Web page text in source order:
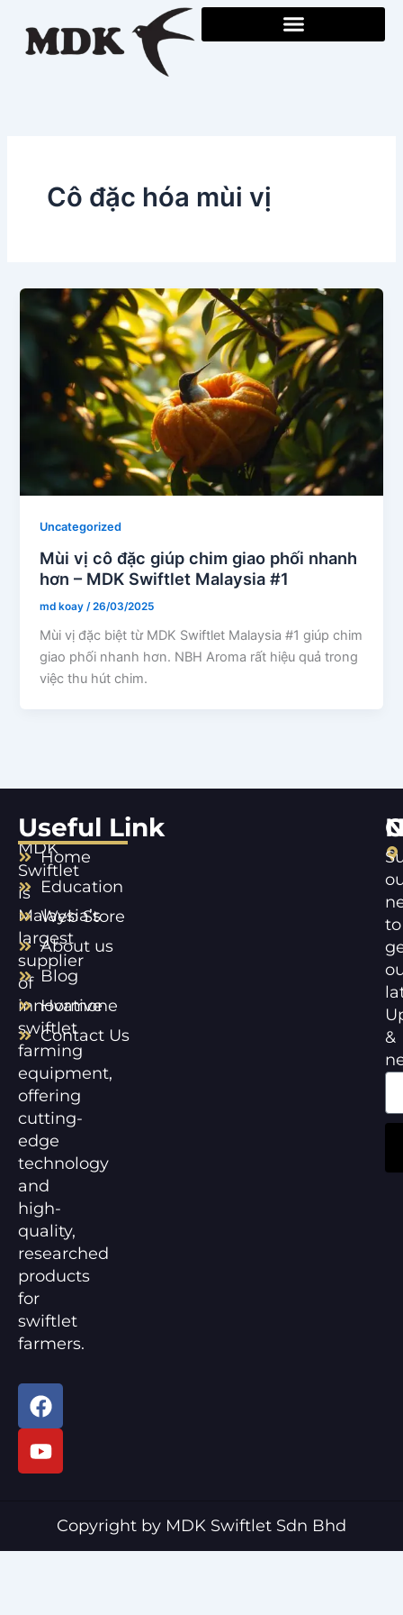
content
Cô đặc hóa mùi vị
Uncategorized
Mùi vị cô đặc giúp chim giao phối nhanh
hơn – MDK Swiftlet Malaysia #1
md koay /26/03/2025
Mùi vị đặc biệt từ MDK Swiftlet Malaysia #1 giúp chim
giao phối nhanh hơn. NBH Aroma rất hiệu quả trong
việc thu hút chim.
MDK
Swiftlet
is
Malaysia’s
largest
supplier
of
innovative
swiftlet
farming
equipment,
offering
cutting-
edge
technology
and
high-
quality,
researched
products
for
swiftlet
farmers.
F
a
c
e
k
Y
o
u
t
Useful Link
Home
Education
Web Store
About us
Blog
Hormone
Contact Us
to
&
Copyright by MDK Swiftlet Sdn Bhd